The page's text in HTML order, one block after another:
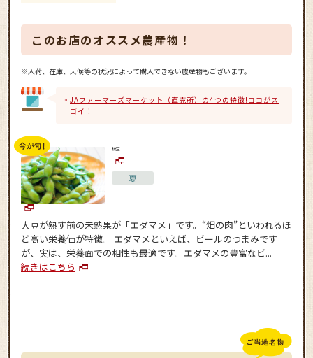
このお店のオススメ農産物！
※入荷、在庫、天候等の状況によって購入できない農産物もございます。
JAファーマーズマーケット（直売所）の4つの特徴!ココがス
ゴイ！
枝豆
夏
大豆が熟す前の未熟果が「エダマメ」です。“畑の肉”といわれるほ
ど高い栄養価が特徴。 エダマメといえば、ビールのつまみです
が、実は、栄養面での相性も最適です。エダマメの豊富なビ...
続きはこちら